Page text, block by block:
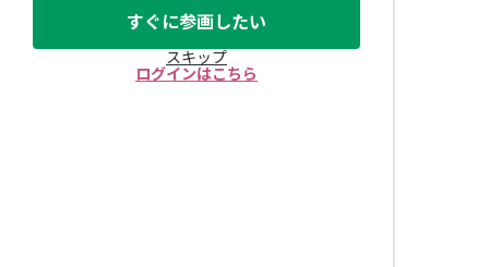
すぐに参画したい
スキップ
ログインはこちら